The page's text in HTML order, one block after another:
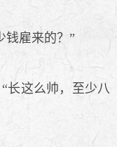
雇来的？”
长这么帅，至少八